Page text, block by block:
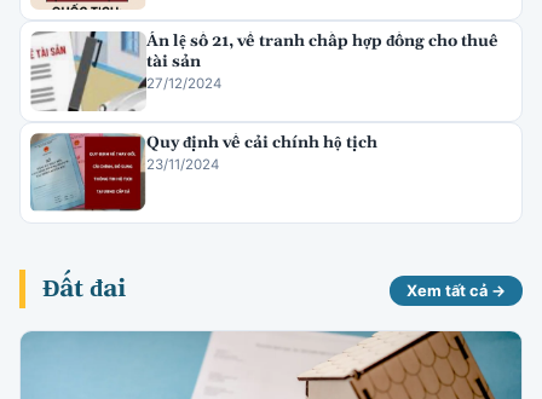
Án lệ số 21, về tranh chấp hợp đồng cho thuê
tài sản
27/12/2024
Quy định về cải chính hộ tịch
23/11/2024
Đất đai Xem tất cả →